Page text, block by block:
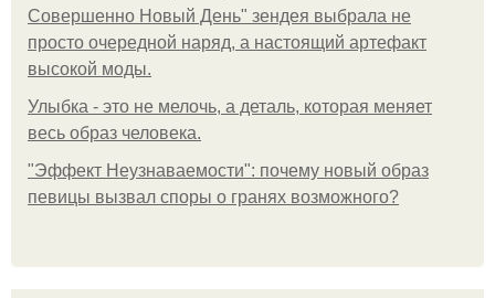
Совершенно Новый День" зендея выбрала не
просто очередной наряд, а настоящий артефакт
высокой моды.
Улыбка - это не мелочь, а деталь, которая меняет
весь образ человека.
"Эффект Неузнаваемости": почему новый образ
певицы вызвал споры о гранях возможного?